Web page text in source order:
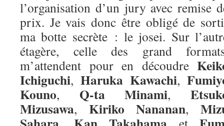
l’organisation d’un jury avec remise
prix. Je vais donc être obligé de
ma botte secrète : le josei. Sur
étagère, celle des grand
m’attendent pour en découdre
Ichiguchi, Haruka Kawachi,
Kouno, Q-ta Minami,
Mizusawa, Kiriko Nananan,